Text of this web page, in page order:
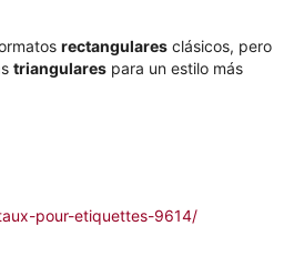
rectangulares clásicos, pero
triangulares para un estilo más
pour-etiquettes-9614/